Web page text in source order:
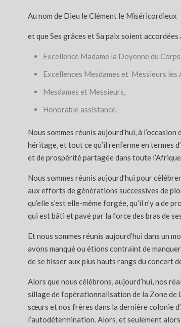
Au nom de Dieu le Clément le Miséricordieux
et que Ses grâces et Sa paix soient accordées
Excellence Madame la Doyenne du
Excellences Mesdames et Messieurs
Mesdames et Messieurs,
Honorable assistance,
Nous sommes réunis aujourd’hui, à l’occasion
héritage, et tout ce qu’il renferme en termes
et de prospérité partagée dans toute
Nous sommes réunis aujourd’hui pour
aux efforts de générations successives de
qu’elle s’est elle-même forgée, qu’il n’y a
qui est bâti et pavé par la force des bras de
Et nous sommes réunis aujourd’hui dans un
avons manqué ou étions contraint de
de se hisser aux plus hauts rangs du concert
Alors que nous célébrons, aujourd’hui, nos
sillage de l’opérationnalisation de la Zone de
sœurs et nos frères dans la dernière colonie
l’autodétermination. Alors, et seulement